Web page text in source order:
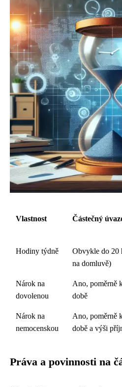
Vlastnost Částečný
Hodiny týdně
Obvykle do 20
na domluvě)
Nárok na
dovolenou
Ano, poměrně
době
Nárok na
nemocenskou
Ano, poměrně
době a výši
Práva a povinnosti na